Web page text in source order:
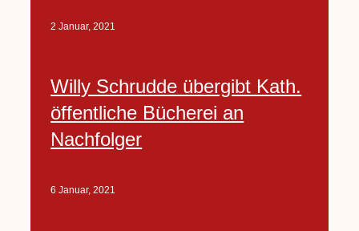
2 Januar, 2021
Willy Schrudde übergibt Kath.
öffentliche Bücherei an
Nachfolger
6 Januar, 2021